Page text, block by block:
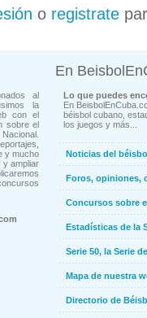
o registrate
al
la
con el
sobre el
y mucho
y ampliar
En
Lo que puedes
En
béisbol cubano,
los juegos y más...
Noticias del
Foros, opiniones,
Concursos sobre
Estadísticas de la
Serie 50, la Serie
Mapa de nuestra
Directorio de